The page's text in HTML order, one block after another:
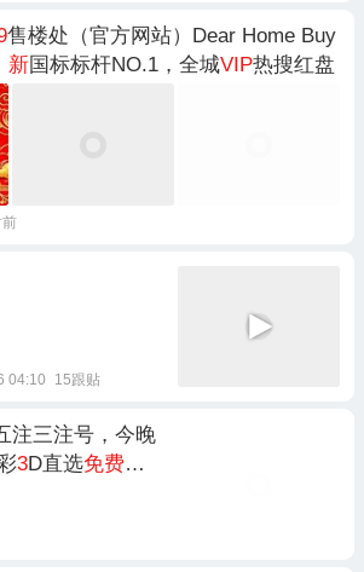
售楼处（官方网站）Dear Home Buy
新国标标杆NO.1，全城VIP热搜红盘
04:10 15跟贴
注三注号，今晚
3D直选免费精